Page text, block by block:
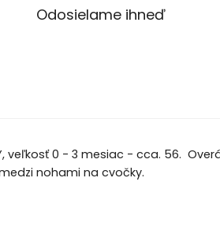
Odosielame ihneď
veľkosť 0 - 3 mesiac - cca. 56.
nohami na cvočky.